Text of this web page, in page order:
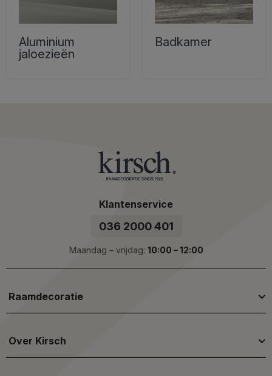
Aluminium
jaloezieën
Badkamer
Klantenservice
036 2000 401
Maandag – vrijdag: 10:00 – 12:00
Raamdecoratie
Over Kirsch